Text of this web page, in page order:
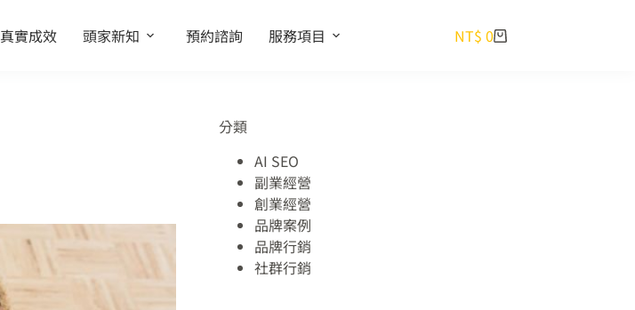
真實成效 頭家新知 預約諮詢 服務項目 NT$ 0
分類
AI SEO
副業經營
創業經營
品牌案例
品牌行銷
社群行銷